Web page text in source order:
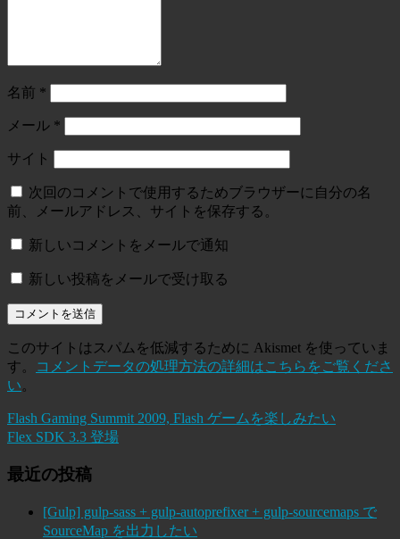
名前 *
メール *
サイト
次回のコメントで使用するためブラウザーに自分の名
前、メールアドレス、サイトを保存する。
新しいコメントをメールで通知
新しい投稿をメールで受け取る
このサイトはスパムを低減するために Akismet を使っていま
す。
コメントデータの処理方法の詳細はこちらをご覧くださ
い。
Flash Gaming Summit 2009, Flash ゲームを楽しみたい
Flex SDK 3.3 登場
最近の投稿
[Gulp] gulp-sass + gulp-autoprefixer + gulp-sourcemaps で
SourceMap を出力したい